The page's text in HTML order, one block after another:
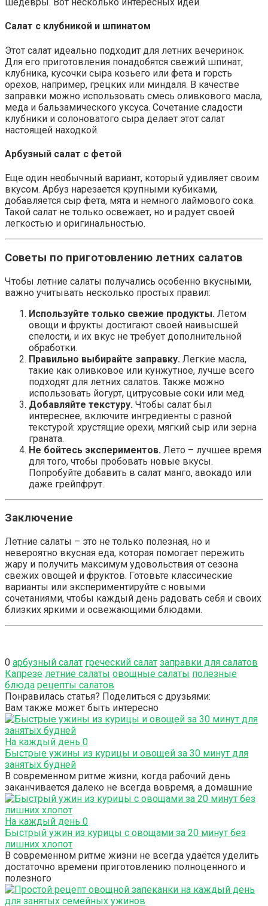
Салат с клубникой и шпинатом
Этот салат идеально подходит для летних вечеринок.
Для его приготовления понадобятся свежий шпинат,
клубника, кусочки сыра козьего или фета и горсть
орехов, например, грецких или миндаля. В качестве
заправки можно использовать смесь оливкового масла,
меда и бальзамического уксуса. Сочетание сладости
клубники и солоноватого сыра делает этот салат
настоящей находкой.
Арбузный салат с фетой
Еще один необычный вариант, который удивляет своим
вкусом. Арбуз нарезается крупными кубиками,
добавляется сыр фета, мята и немного лаймового сока.
Такой салат не только освежает, но и радует своей
легкостью и оригинальностью.
Советы по приготовлению летних салатов
Чтобы летние салаты получались особенно вкусными,
важно учитывать несколько простых правил:
Используйте только свежие продукты. Летом
овощи и фрукты достигают своей наивысшей
спелости, и их вкус не требует дополнительной
обработки.
Правильно выбирайте заправку. Легкие масла,
такие как оливковое или кунжутное, лучше всего
подходят для летних салатов. Также можно
использовать йогурт, цитрусовые соки или мед.
Добавляйте текстуру. Чтобы салат был
интереснее, включите ингредиенты с разной
текстурой: хрустящие орехи, мягкий сыр или зерна
граната.
Не бойтесь экспериментов. Лето – лучшее время
для того, чтобы пробовать новые вкусы.
Попробуйте добавить в салат манго, авокадо или
даже грейпфрут.
Заключение
Летние салаты – это не только полезная, но и
невероятно вкусная еда, которая помогает пережить
жару и получить максимум удовольствия от сезона
свежих овощей и фруктов. Готовьте классические
варианты или экспериментируйте с новыми
сочетаниями, чтобы каждый день радовать себя и своих
близких яркими и освежающими блюдами.
0 арбузный салат греческий салат заправки для салатов
Капрезе летние салаты овощные салаты полезные
блюда рецепты салатов
Понравилась статья? Поделиться с друзьями:
Вам также может быть интересно
На каждый день 0
Быстрые ужины из курицы и овощей за 30 минут для
занятых будней
В современном ритме жизни, когда рабочий день
заканчивается далеко не всегда вовремя, а домашние
На каждый день 0
Быстрый ужин из курицы с овощами за 20 минут без
лишних хлопот
В современном ритме жизни не всегда удаётся уделить
достаточно времени приготовлению полноценного и
полезного